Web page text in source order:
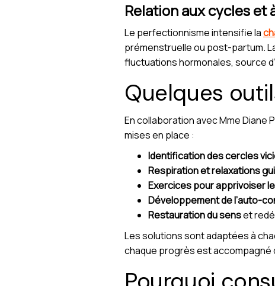
Relation aux cycles et
Le perfectionnisme intensifie la
prémenstruelle ou post-partum.
fluctuations hormonales, source
Quelques
En collaboration avec Mme
mises en place :
Identification des cercles
Respiration et relaxations
Exercices pour apprivoiser
Développement de l’auto-
Restauration du senset
Les solutions sont adaptées à
chaque progrès est accompagné